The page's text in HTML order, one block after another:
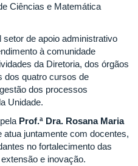
Ciências e Matemática
setor de apoio administrativo
à comunidade
da Diretoria, dos órgãos
dos quatro cursos de
dos processos
Unidade.
Prof.ª Dra. Rosana Maria
atua juntamente com docentes,
no fortalecimento das
e inovação.